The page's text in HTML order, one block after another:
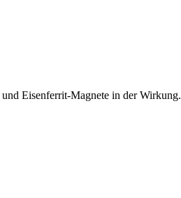
und Eisenferrit-Magnete in der Wirkung.